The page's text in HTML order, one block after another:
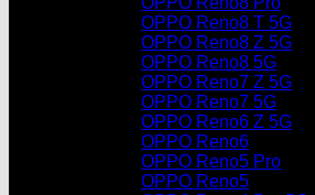
OPPO Reno8 T 5G
OPPO Reno8 Z 5G
OPPO Reno8 5G
OPPO Reno7 Z 5G
OPPO Reno7 5G
OPPO Reno6 Z 5G
OPPO Reno6
OPPO Reno5 Pro
OPPO Reno5